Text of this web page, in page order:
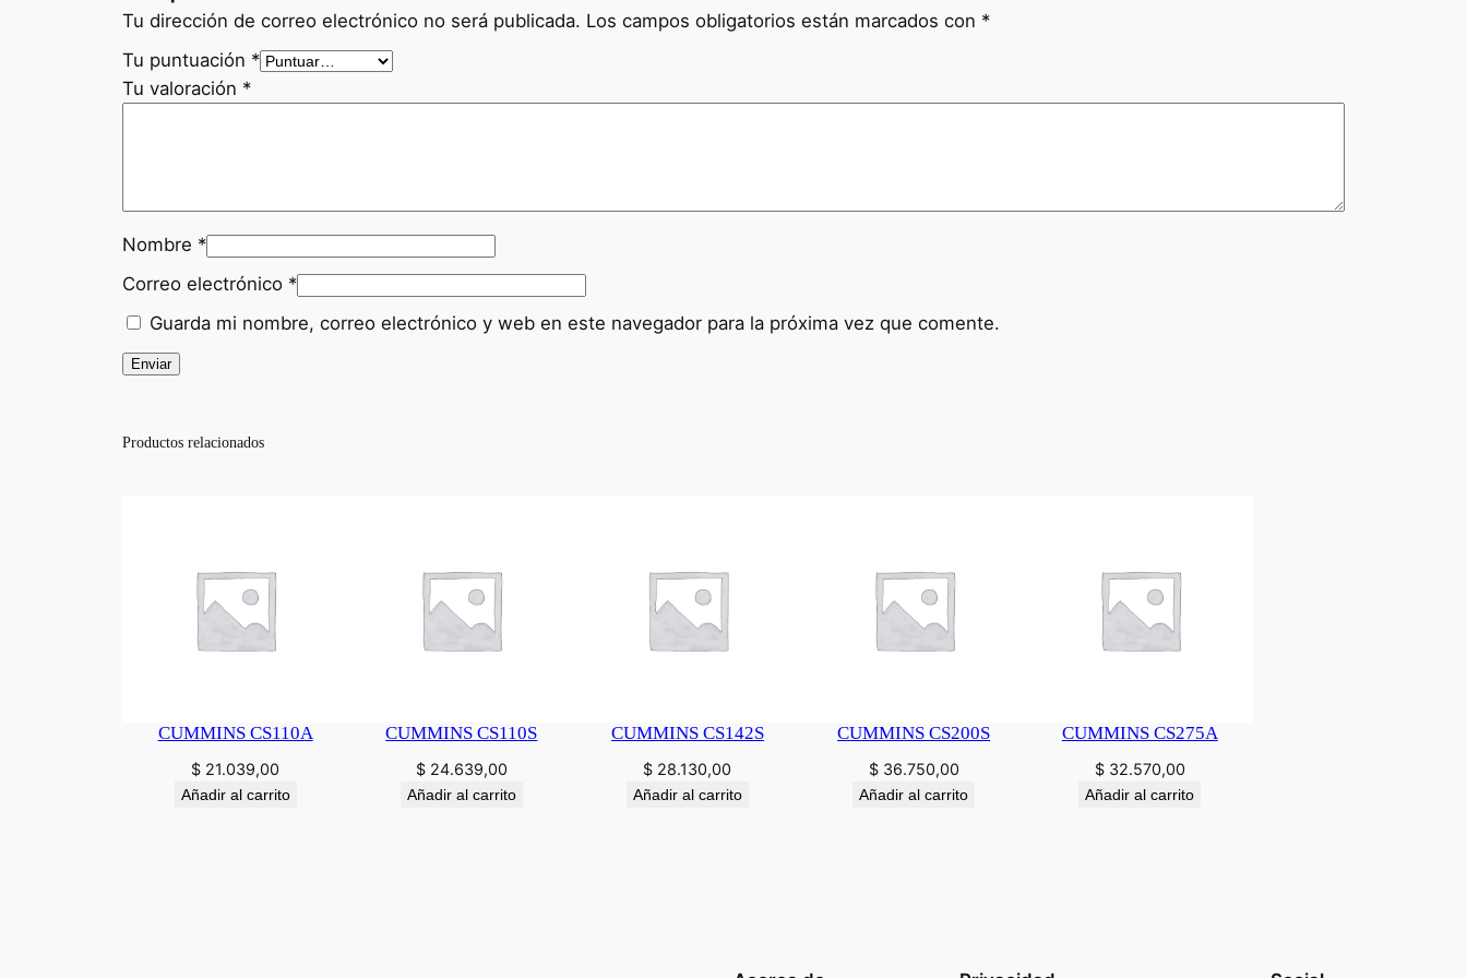
Tu dirección de correo electrónico no será publicada. Los campos obligatorios están marcados con *
Tu puntuación *
Tu valoración *
Nombre *
Correo electrónico *
Guarda mi nombre, correo electrónico y web en este navegador para la próxima vez que comente.
Productos relacionados
CUMMINS CS110A
$ 21.039,00
Añadir al carrito
CUMMINS CS110S
$24.639,00
Añadir al carrito
CUMMINS CS142S
$ 28.130,00
Añadir al carrito
CUMMINS CS200S
$36.750,00
Añadir al carrito
CUMMINS CS275A
$32.570,00
Añadir al carrito